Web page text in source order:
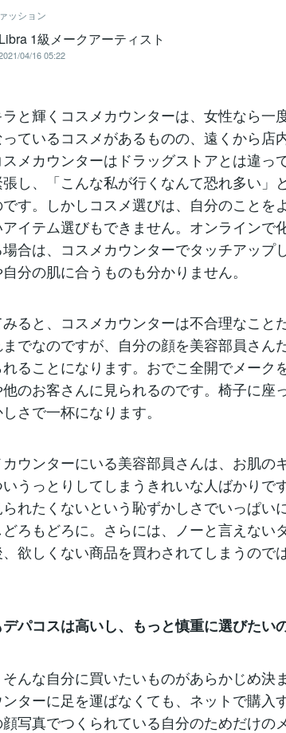
ッション
Libra 1級メークアーティスト
04/16 05:22
と輝くコスメカウンターは、女性なら一
ているコスメがあるものの、遠くから店
スメカウンターはドラッグストアとは違っ
し、「こんな私が行くなんて恐れ多い」
す。しかしコスメ選びは、自分のことを
イテム選びもできません。オンラインで
合は、コスメカウンターでタッチアップ
分の肌に合うものも分かりません。
ると、コスメカウンターは不合理なこと
でなのですが、自分の顔を美容部員さん
れることになります。おでこ全開でメーク
他のお客さんに見られるのです。椅子に座
さで一杯になります。
カウンターにいる美容部員さんは、お肌の
うっとりしてしまうきれいな人ばかりで
られたくないという恥ずかしさでいっぱい
ろもどろに。さらには、ノーと言えない
、欲しくない商品を買わされてしまうので
デパコスは高いし、もっと慎重に選びたい
そんな自分に買いたいものがあらかじめ決
ンターに足を運ばなくても、ネットで購入
顔写真でつくられている自分のためだけの